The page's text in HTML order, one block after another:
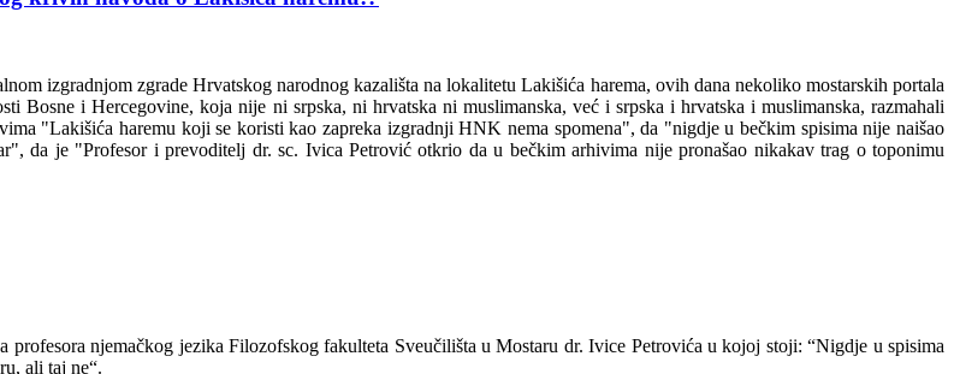
izgradnjom zgrade Hrvatskog narodnog kazališta na lokalitetu Lakišića harema, ovih dana nekoliko mostarskih portala
Bosne i Hercegovine, koja nije ni srpska, ni hrvatska ni muslimanska, već i srpska i hrvatska i muslimanska, razmahali
"Lakišića haremu koji se koristi kao zapreka izgradnji HNK nema spomena", da "nigdje u bečkim spisima nije naišao
da je "Profesor i prevoditelj dr. sc. Ivica Petrović otkrio da u bečkim arhivima nije pronašao nikakav trag o toponimu
profesora njemačkog jezika Filozofskog fakulteta Sveučilišta u Mostaru dr. Ivice Petrovića u kojoj stoji: “Nigdje u spisima
ali taj ne“.